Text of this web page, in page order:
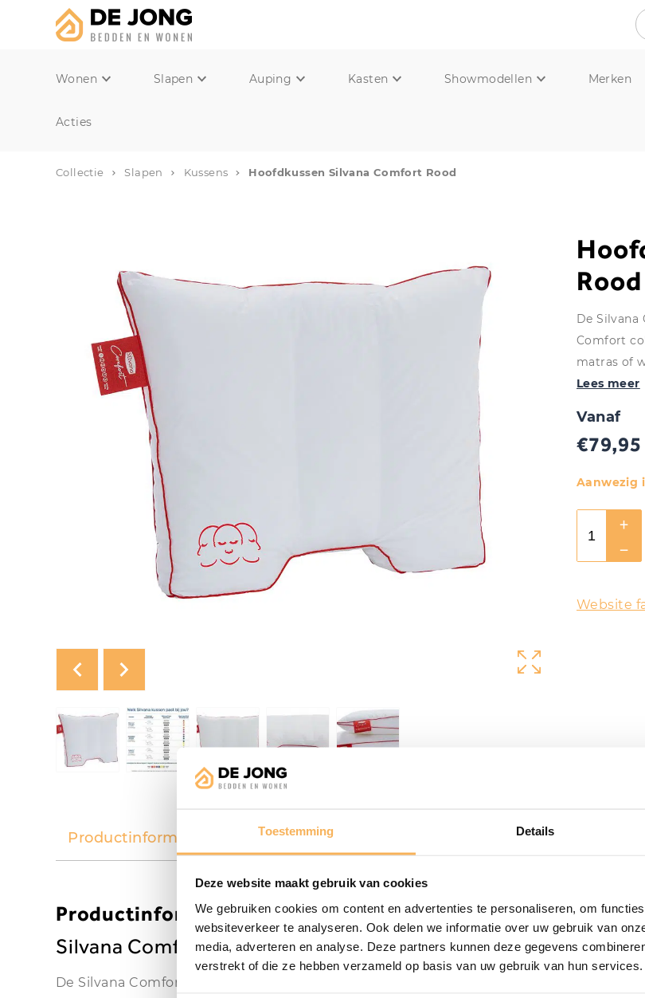
Toestemming Details
Deze website maakt gebruik van cookies
We gebruiken cookies om content en advertenties te personaliseren, om
websiteverkeer te analyseren. Ook delen we informatie over uw gebruik van
media, adverteren en analyse. Deze partners kunnen deze gegevens
verstrekt of die ze hebben verzameld op basis van uw gebruik van hun services.
Wonen Slapen Auping Kasten Showmodellen Merken
Acties
Collectie Slapen Kussens Hoofdkussen Silvana Comfort Rood
Rood
De
Comfort
matras of
Lees meer
Vanaf
€79,95
Aanwezig
Website
Productinformatie Specificaties
Productinformatie
Silvana Comfort Rood
De Silvana Comfort Rood is de zachtste en dunste variant uit de Silvana Comfort